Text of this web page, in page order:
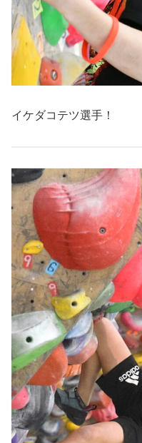
イケダコテツ選手！